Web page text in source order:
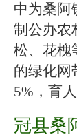
中为桑
制公办农
松、花槐
的绿化网
5%，育
冠县桑